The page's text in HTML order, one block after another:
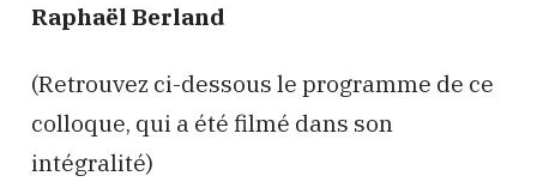
Raphaël Berland
(Retrouvez ci-dessous le programme de ce
colloque, qui a été filmé dans son
intégralité)